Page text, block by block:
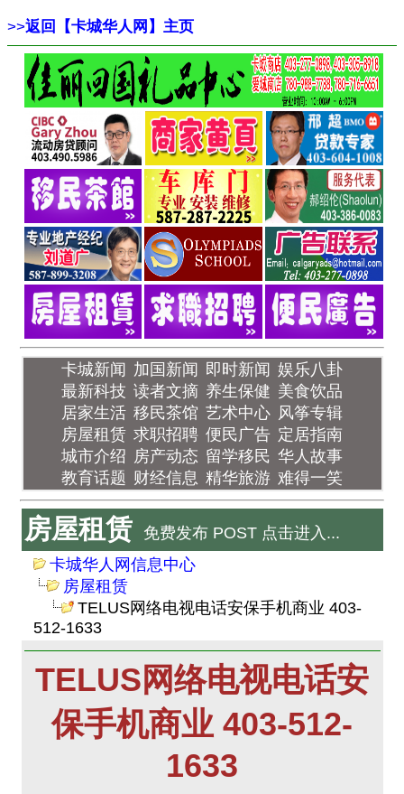
>>返回【卡城华人网】主页
卡城新闻 加国新闻 即时新闻 娱乐八卦
最新科技 读者文摘 养生保健 美食饮品
居家生活 移民茶馆 艺术中心 风筝专辑
房屋租赁 求职招聘 便民广告 定居指南
城市介绍 房产动态 留学移民 华人故事
教育话题 财经信息 精华旅游 难得一笑
房屋租赁
免费发布 POST 点击进入...
卡城华人网信息中心
房屋租赁
TELUS网络电视电话安保手机商业 403-
512-1633
TELUS网络电视电话安
保手机商业 403-512-
1633